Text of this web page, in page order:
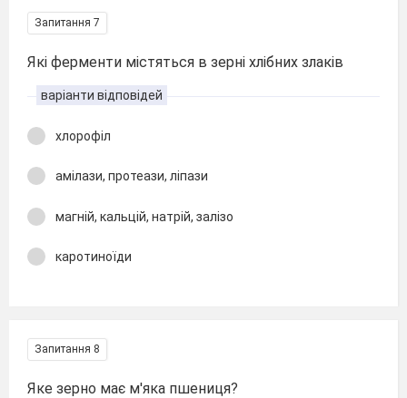
Запитання 7
Які ферменти містяться в зерні хлібних злаків
варіанти відповідей
хлорофіл
амілази, протеази, ліпази
магній, кальцій, натрій, залізо
каротиноїди
Запитання 8
Яке зерно має м′яка пшениця?